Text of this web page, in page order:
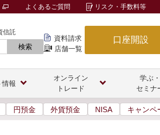
信託
検索
資料請求
店舗一覧
口座開設
よくあるご質問 リスク・手数料等
情報
オンライン
トレード
学ぶ・
セミナ
円預金 外貨預金 NISA キャンペ